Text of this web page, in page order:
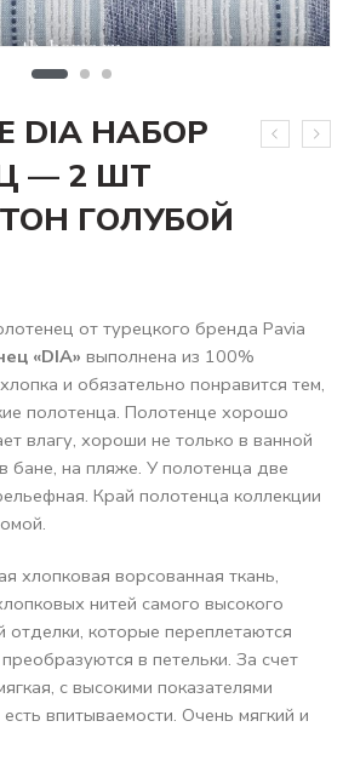
DIA НАБОР
— 2 ШТ
ГОЛУБОЙ
от турецкого бренда Pavia
«DIA» выполнена из 100%
и обязательно понравится тем,
полотенца. Полотенце хорошо
влагу, хороши не только в ванной
бане, на пляже. У полотенца две
Край полотенца коллекции
хлопковая ворсованная ткань,
нитей самого высокого
отделки, которые переплетаются
в петельки. За счет
с высокими показателями
впитываемости. Очень мягкий и